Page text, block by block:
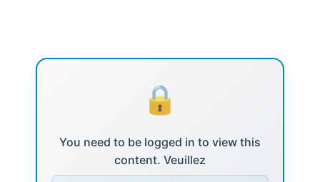
You need to be logged in to view this
content. Veuillez